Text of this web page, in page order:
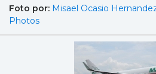
Foto por: Misael Ocasio
Photos